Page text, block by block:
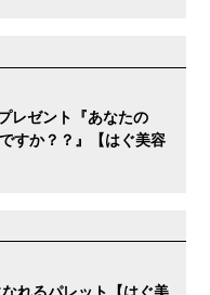
レゼント『あなたの
すか？？』【はぐ美容
れるパレット【はぐ美